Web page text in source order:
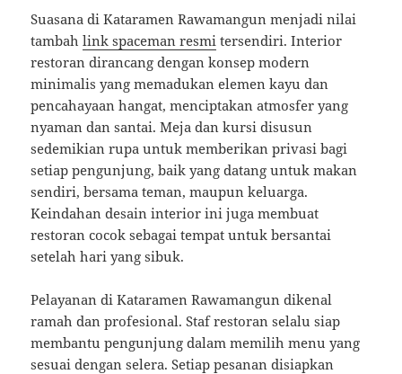
Suasana di Kataramen Rawamangun menjadi nilai
tambahlink spaceman resmi tersendiri. Interior
restoran dirancang dengan konsep modern
minimalis yang memadukan elemen kayu dan
pencahayaan hangat, menciptakan atmosfer yang
nyaman dan santai. Meja dan kursi disusun
sedemikian rupa untuk memberikan privasi bagi
setiap pengunjung, baik yang datang untuk makan
sendiri, bersama teman, maupun keluarga.
Keindahan desain interior ini juga membuat
restoran cocok sebagai tempat untuk bersantai
setelah hari yang sibuk.
Pelayanan di Kataramen Rawamangun dikenal
ramah dan profesional. Staf restoran selalu siap
membantu pengunjung dalam memilih menu yang
sesuai dengan selera. Setiap pesanan disiapkan